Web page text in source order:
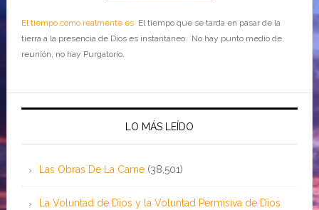
El tiempo como realmente esEl tiempo que se tarda en pasar de la
tierra a la presencia de Dios es instantáneo. No hay punto medio de
reunión, no hay Purgatorio.
LO MÁS LEÍDO
Las Obras De La Carne (38,501)
La Voluntad de Dios y la Voluntad Permisiva de Dios